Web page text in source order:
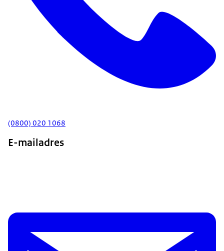
(0800) 020 1068
E-mailadres